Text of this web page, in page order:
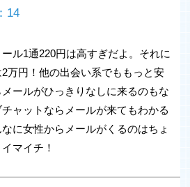
て、安心・安全にユーザー様にご利
ています。
しいけどなかなか出会いがないと
のが苦手という方
てしまっている方
を使われる方
いたい方
14
ル1通220円は高すぎだよ。それに
万円！他の出会い系でももっと安
ールがひっきりなしに来るのもな
ャットならメールが来てもわかる
に女性からメールがくるのはちょ
マイチ！